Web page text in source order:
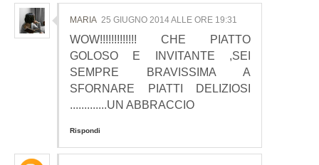
MARIA 25 GIUGNO 2014 ALLE ORE 19:31
WOW!!!!!!!!!!!!! CHE PIATTO
GOLOSO E INVITANTE ,SEI
SEMPRE BRAVISSIMA A
SFORNARE PIATTI DELIZIOSI
.............UN ABBRACCIO
Rispondi